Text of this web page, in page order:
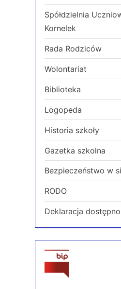
Spółdzielnia
Kornelek
Rada Rodziców
Wolontariat
Biblioteka
Logopeda
Historia szkoły
Gazetka szkolna
Bezpieczeństwo w
RODO
Deklaracja